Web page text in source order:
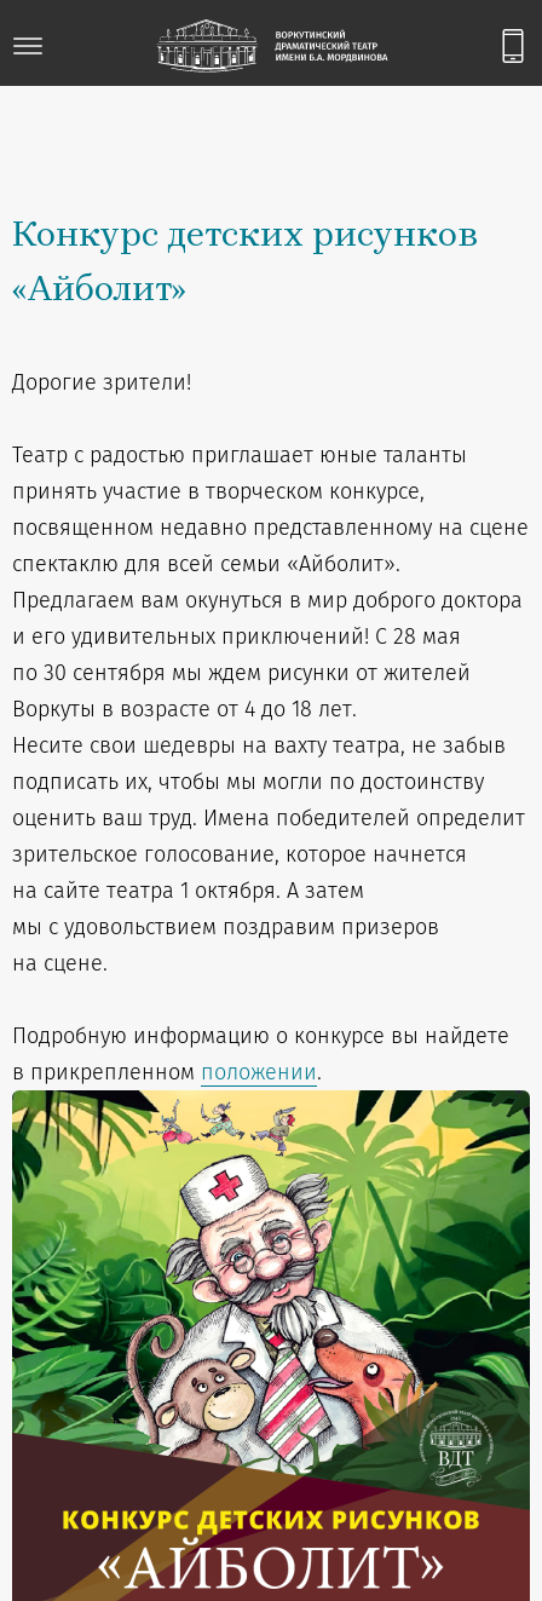
Конкурс детских рисунков
«Айболит»
Дорогие зрители!
Театр с радостью приглашает юные таланты
принять участие в творческом конкурсе,
посвященном недавно представленному на сцене
спектаклю для всей семьи «Айболит».
Предлагаем вам окунуться в мир доброго доктора
и его удивительных приключений! С 28 мая
по 30 сентября мы ждем рисунки от жителей
Воркуты в возрасте от 4 до 18 лет.
Несите свои шедевры на вахту театра, не забыв
подписать их, чтобы мы могли по достоинству
оценить ваш труд. Имена победителей определит
зрительское голосование, которое начнется
на сайте театра 1 октября. А затем
мы с удовольствием поздравим призеров
на сцене.
Подробную информацию о конкурсе вы найдете
в прикрепленном положении.